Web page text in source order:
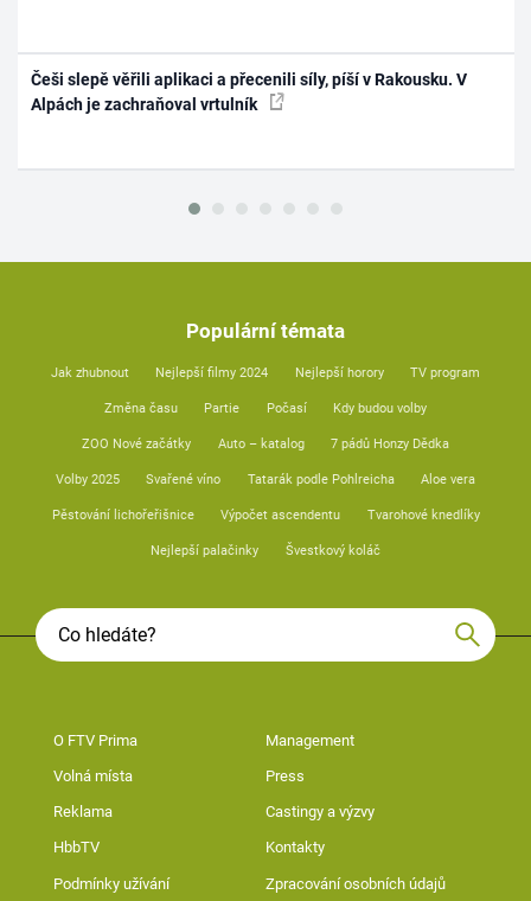
Češi slepě věřili aplikaci a přecenili síly, píší v Rakousku. V
Alpách je zachraňoval vrtulník
Populární témata
Jak zhubnout Nejlepší filmy 2024 Nejlepší horory TV program
Změna času Partie Počasí Kdy budou volby
ZOO Nové začátky Auto – katalog 7 pádů Honzy Dědka
Volby 2025 Svařené víno Tatarák podle Pohlreicha Aloe vera
Pěstování lichořeřišnice Výpočet ascendentu Tvarohové knedlíky
Nejlepší palačinky Švestkový koláč
O FTV Prima Management
Volná místa Press
Reklama Castingy a výzvy
HbbTV Kontakty
Podmínky užívání Zpracování osobních údajů